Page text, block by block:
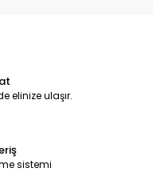
elinize ulaşır.
sistemi